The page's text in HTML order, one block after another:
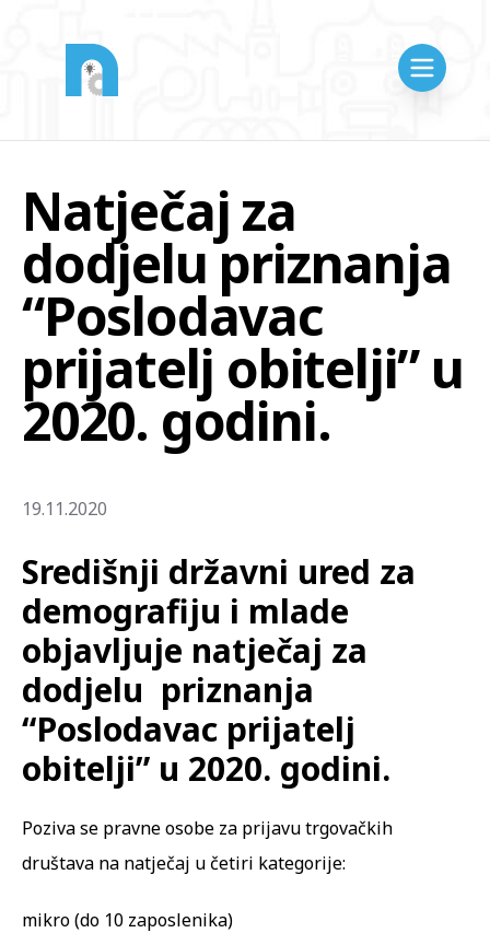
Natječaj za
dodjelu priznanja
“Poslodavac
prijatelj obitelji” u
2020. godini.
19.11.2020
Središnji državni ured za
demografiju i mlade
objavljuje natječaj za
dodjelu priznanja
“Poslodavac prijatelj
obitelji” u 2020. godini.
Poziva se pravne osobe za prijavu trgovačkih
društava na natječaj u četiri kategorije:
mikro (do 10 zaposlenika)